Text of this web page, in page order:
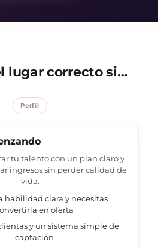
lugar correcto si…
Perfil
tu talento con un plan claro y
ingresos sin perder calidad de
vida.
habilidad clara y necesitas
en oferta
y un sistema simple de
captación